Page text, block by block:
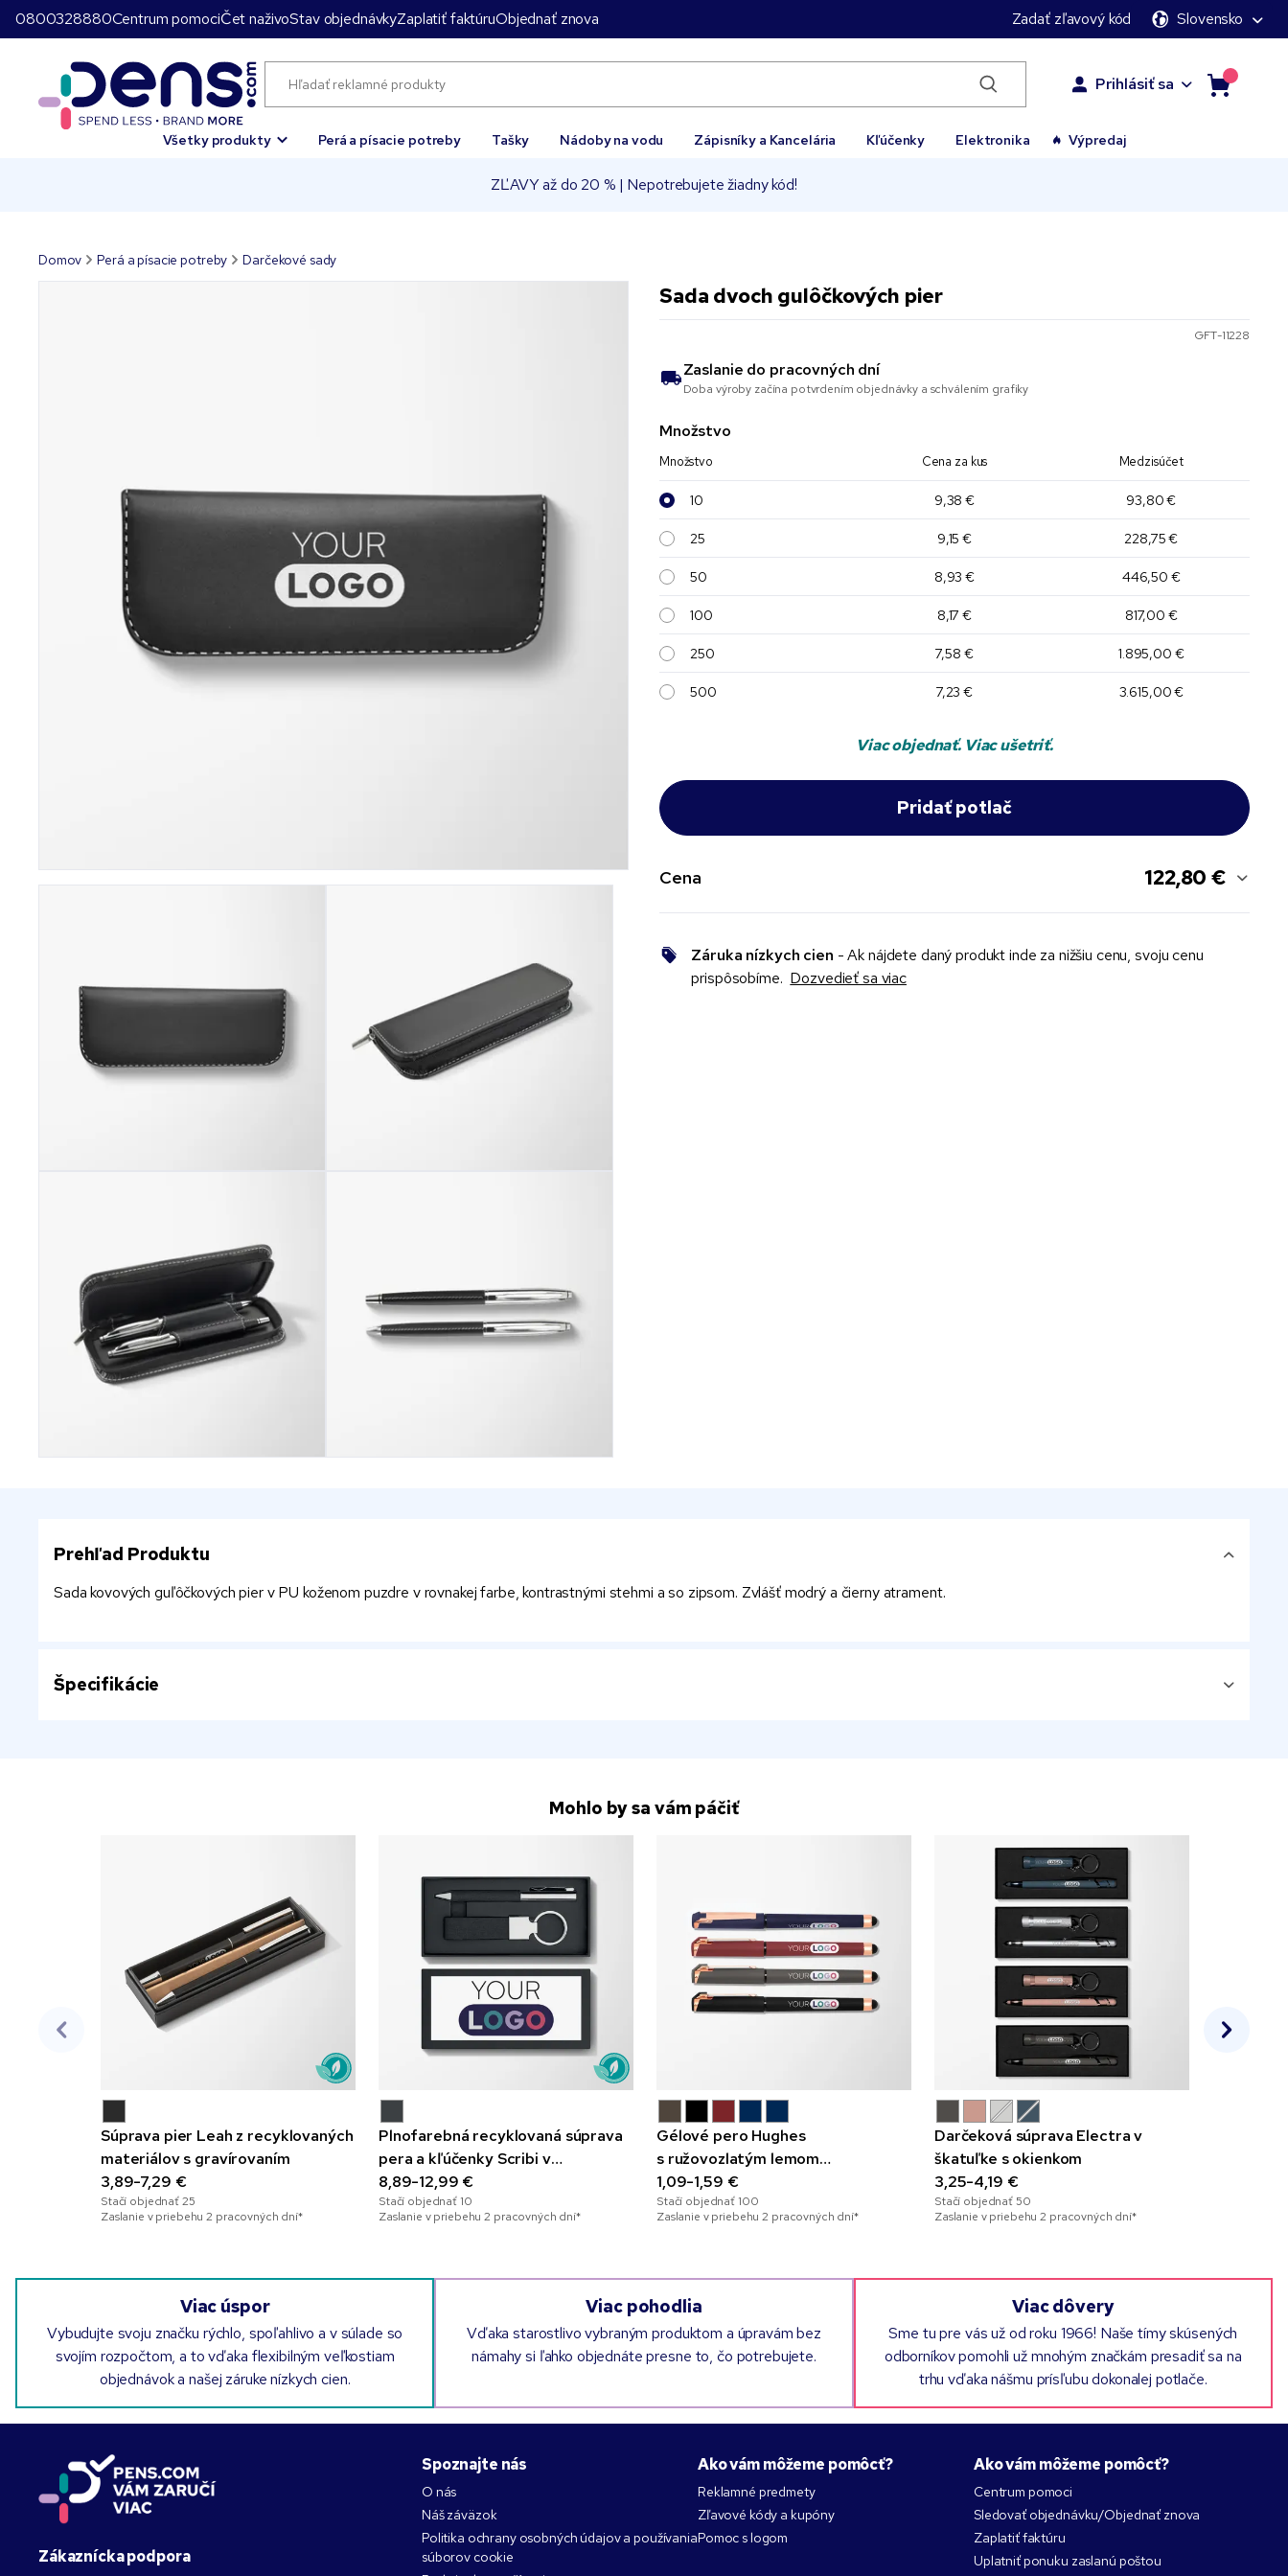
0800328880Centrum pomociČet naživoStav objednávkyZaplatiť faktúruObjednať znova Zadať zľavový kód Slovensko
Prihlásiť sa
Všetky produkty Perá a písacie potreby Tašky Nádoby na vodu Zápisníky a Kancelária Kľúčenky Elektronika Výpredaj
ZĽAVY až do 20 % | Nepotrebujete žiadny kód!
Domov Perá a písacie potreby Darčekové sady
Sada dvoch gulôčkových pier
GFT-11228
Zaslanie do pracovných dní
Doba výroby začína potvrdením objednávky a schválením grafiky
Množstvo
Množstvo Cena za kus Medzisúčet
10 9,38 € 93,80 €
25 9,15 € 228,75 €
50 8,93 € 446,50 €
100 8,17 € 817,00 €
250 7,58 € 1.895,00 €
500 7,23 € 3.615,00 €
Viac objednať. Viac ušetriť.
Cena 122,80 €
Záruka nízkych cien - Ak nájdete daný produkt inde za nižšiu cenu, svoju cenu
prispôsobíme. Dozvedieť sa viac
Prehľad Produktu
Sada kovových guľôčkových pier v PU koženom puzdre v rovnakej farbe, kontrastnými stehmi a so zipsom. Zvlášť modrý a čierny atrament.
Špecifikácie
Mohlo by sa vám páčiť
Súprava pier Leah z recyklovaných
materiálov s gravírovaním
3,89-7,29 €
Stačí objednať25
Zaslanie v priebehu 2 pracovných dní*
Plnofarebná recyklovaná súprava
pera a kľúčenky Scribi v
darčekovej škatuľke
8,89-12,99 €
Stačí objednať 10
Zaslanie v priebehu 2 pracovných dní*
Gélové pero Hughes
s ružovozlatým lemom
a plnofarebnou potlačou
1,09-1,59 €
Stačí objednať 100
Zaslanie v priebehu 2 pracovných dní*
Darčeková súprava Electra v
škatuľke s okienkom
3,25-4,19 €
Stačí objednať50
Zaslanie v priebehu 2 pracovných dní*
Viac úspor
Vybudujte svoju značku rýchlo, spoľahlivo a v súlade so
svojím rozpočtom, a to vďaka flexibilným veľkostiam
objednávok a našej záruke nízkych cien.
Viac pohodlia
Vďaka starostlivo vybraným produktom a úpravám bez
námahy si ľahko objednáte presne to, čo potrebujete.
Viac dôvery
Sme tu pre vás už od roku 1966! Naše tímy skúsených
odborníkov pomohli už mnohým značkám presadiť sa na
trhu vďaka nášmu prísľubu dokonalej potlače.
Zákaznícka podpora
Spoznajte nás
O nás
Náš záväzok
Politika ochrany osobných údajov a používania
súborov cookie
Ako vám môžeme pomôcť?
Reklamné predmety
Zľavové kódy a kupóny
Pomoc s logom
Ako vám môžeme pomôcť?
Centrum pomoci
Sledovať objednávku/Objednať znova
Zaplatiť faktúru
Uplatniť ponuku zaslanú poštou